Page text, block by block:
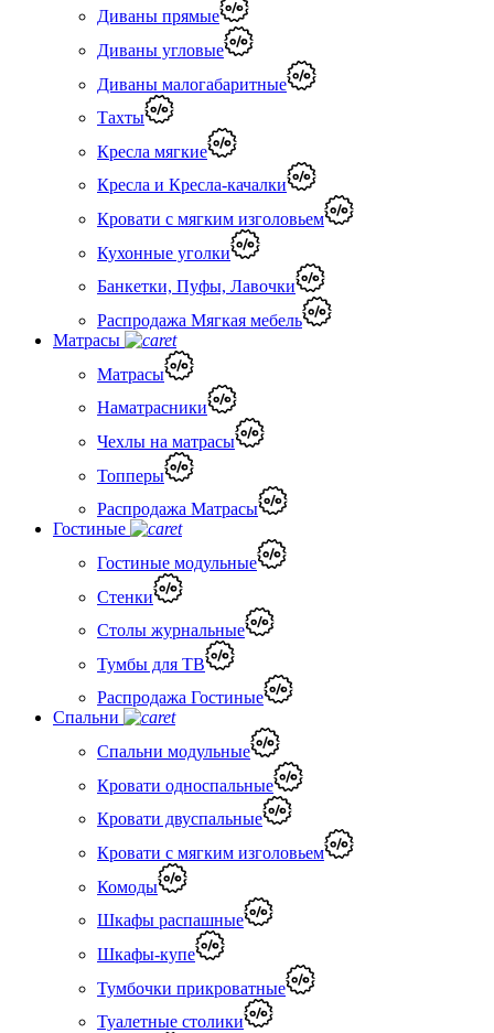
Диваны прямые
Диваны угловые
Диваны малогабаритные
Тахты
Кресла мягкие
Кресла и Кресла-качалки
Кровати с мягким изголовьем
Кухонные уголки
Банкетки, Пуфы, Лавочки
Распродажа Мягкая мебель
Матрасы
Матрасы
Наматрасники
Чехлы на матрасы
Топперы
Распродажа Матрасы
Гостиные
Гостиные модульные
Стенки
Столы журнальные
Тумбы для ТВ
Распродажа Гостиные
Спальни
Спальни модульные
Кровати односпальные
Кровати двуспальные
Кровати с мягким изголовьем
Комоды
Шкафы распашные
Шкафы-купе
Тумбочки прикроватные
Туалетные столики